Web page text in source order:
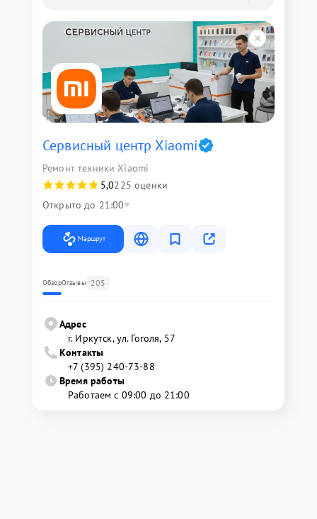
Сервисный центр Xiaomi
Ремонт техники Xiaomi
5,0225 оценки
Открыто до 21:00
Маршрут
ОбзорОтзывы 205
Адрес
г. Иркутск, ул. ​Гоголя, 57
Контакты
+7 (395) 240-73-88
Время работы
Работаем с 09:00 до 21:00